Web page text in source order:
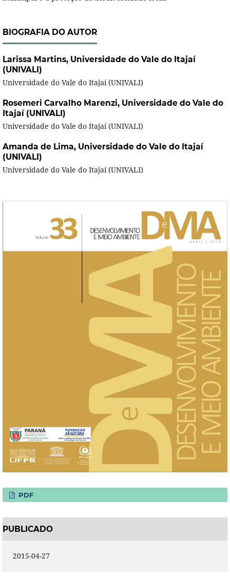
BIOGRAFIA DO AUTOR
Larissa Martins, Universidade do Vale do Itajaí
(UNIVALI)
Universidade do Vale do Itajaí (UNIVALI)
Rosemeri Carvalho Marenzi, Universidade do Vale do
Itajaí (UNIVALI)
Universidade do Vale do Itajaí (UNIVALI)
Amanda de Lima, Universidade do Vale do Itajaí
(UNIVALI)
Universidade do Vale do Itajaí (UNIVALI)
PDF
PUBLICADO
2015-04-27